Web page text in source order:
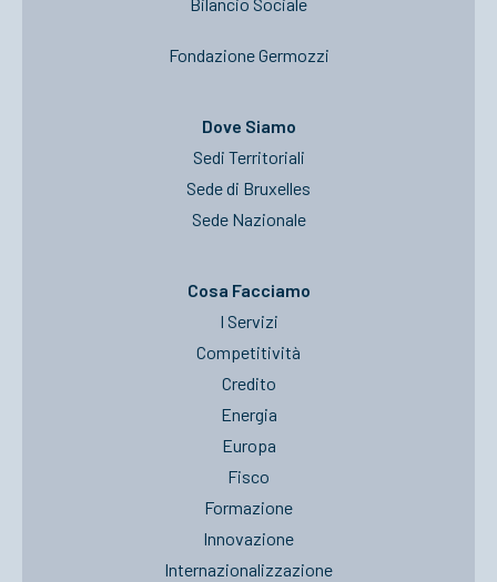
Fondazione Germozzi
Dove Siamo
Sedi Territoriali
Sede di Bruxelles
Sede Nazionale
Cosa Facciamo
I Servizi
Competitività
Credito
Energia
Europa
Fisco
Formazione
Innovazione
Internazionalizzazione